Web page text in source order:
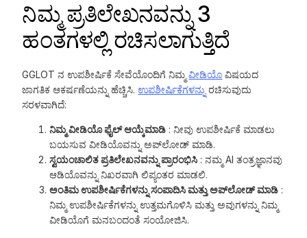
ನಿಮ್ಮ ಪ್ರತಿಲೇಖನವನ್ನು 3
ಹಂತಗಳಲ್ಲಿ ರಚಿಸಲಾಗುತ್ತಿದೆ
GGLOT ನ ಉಪಶೀರ್ಷಿಕೆ ಸೇವೆಯೊಂದಿಗೆ ನಿಮ್ಮವೀಡಿಯೊ ವಿಷಯದ
ಜಾಗತಿಕ ಆಕರ್ಷಣೆಯನ್ನು ಹೆಚ್ಚಿಸಿ.ಉಪಶೀರ್ಷಿಕೆಗಳನ್ನು ರಚಿಸುವುದು
ಸರಳವಾಗಿದೆ:
ನಿಮ್ಮ ವೀಡಿಯೊ ಫೈಲ್ ಆಯ್ಕೆಮಾಡಿ : ನೀವು ಉಪಶೀರ್ಷಿಕೆ ಮಾಡಲು
ಬಯಸುವ ವೀಡಿಯೊವನ್ನು ಅಪ್‌ಲೋಡ್ ಮಾಡಿ.
ಸ್ವಯಂಚಾಲಿತ ಪ್ರತಿಲೇಖನವನ್ನು ಪ್ರಾರಂಭಿಸಿ : ನಮ್ಮ AI ತಂತ್ರಜ್ಞಾನವು
ಆಡಿಯೊವನ್ನು ನಿಖರವಾಗಿ ಲಿಪ್ಯಂತರ ಮಾಡಲಿ.
ಅಂತಿಮ ಉಪಶೀರ್ಷಿಕೆಗಳನ್ನು ಸಂಪಾದಿಸಿ ಮತ್ತು ಅಪ್‌ಲೋಡ್ ಮಾಡಿ :
ನಿಮ್ಮ ಉಪಶೀರ್ಷಿಕೆಗಳನ್ನು ಉತ್ತಮಗೊಳಿಸಿ ಮತ್ತು ಅವುಗಳನ್ನು ನಿಮ್ಮ
ವೀಡಿಯೊಗೆ ಮನಬಂದಂತೆ ಸಂಯೋಜಿಸಿ.